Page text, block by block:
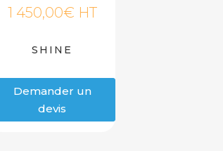
1 450,00€ HT
SHINE
Demander un
devis